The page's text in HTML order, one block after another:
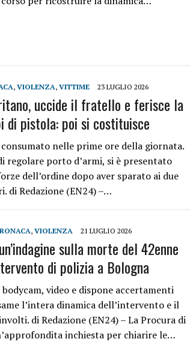
,VIOLENZA,VITTIME 23 LUGLIO 2026
uccide il fratello e ferisce la
di pistola: poi si costituisce
nelle prime ore della giornata.
regolare porto d’armi, si è presentato
dell’ordine dopo aver sparato ai due
di Redazione (EN24) –…
, VIOLENZA 21 LUGLIO 2026
sulla morte del 42enne
di polizia a Bologna
video e dispone accertamenti
l’intera dinamica dell’intervento e il
di Redazione (EN24) – La Procura di
inchiesta per chiarire le…